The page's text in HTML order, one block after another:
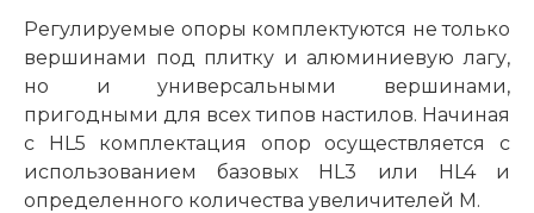
Регулируемые опоры комплектуются не только
вершинами под плитку и алюминиевую лагу,
но и универсальными вершинами,
пригодными для всех типов настилов. Начиная
с HL5 комплектация опор осуществляется с
использованием базовых HL3 или HL4 и
определенного количества увеличителей М.